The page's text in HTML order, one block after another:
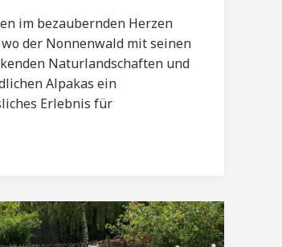
im bezaubernden Herzen
wo der Nonnenwald mit seinen
Naturlandschaften und
Alpakas ein
Erlebnis für